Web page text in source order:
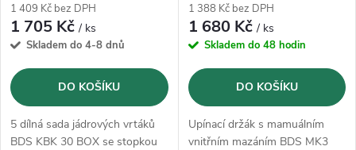
1 409 Kč bez DPH
1 705 Kč/ ks
Skladem do 4-8 dnů
DO KOŠÍKU
5 dílná sada jádrových vrtáků
BDS KBK 30 BOX se stopkou
1 388 Kč bez DPH
1 680 Kč/ ks
Skladem do 48 hodin
DO KOŠÍKU
Upínací držák s mamuálním
vnitřním mazáním BDS MK3